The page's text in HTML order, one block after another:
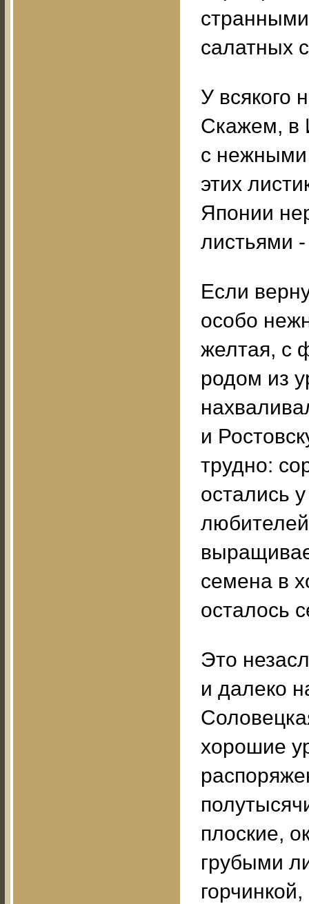
салатных
У всякого
Скажем, в
с
этих
Японии
листьями -
Если
особо
желтая, с
родом из
и
трудно:
остались
семена в
осталось
Это
и далеко
хорошие
плоские,
грубыми